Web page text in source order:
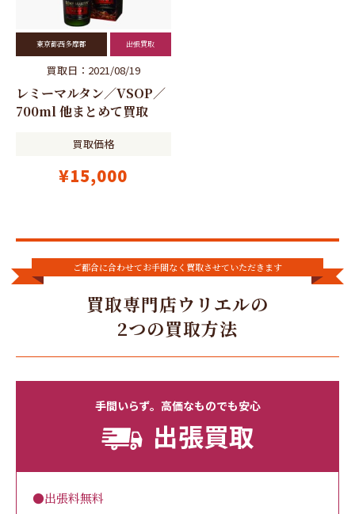
東京都西多摩郡 出張買取
買取日：2021/08/19
レミーマルタン／VSOP／
700ml 他まとめて買取
買取価格
¥15,000
ご都合に合わせてお手間なく買取させていただきます
買取専門店ウリエルの
2つの買取方法
手間いらず。高価なものでも安心
出張買取
●出張料無料